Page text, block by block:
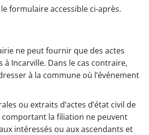
formulaire accessible ci-après.
ne peut fournir que des actes
à Incarville. Dans le cas contraire,
à la commune où l’événement
ou extraits d’actes d’état civil de
comportant la filiation ne peuvent
intéressés ou aux ascendants et